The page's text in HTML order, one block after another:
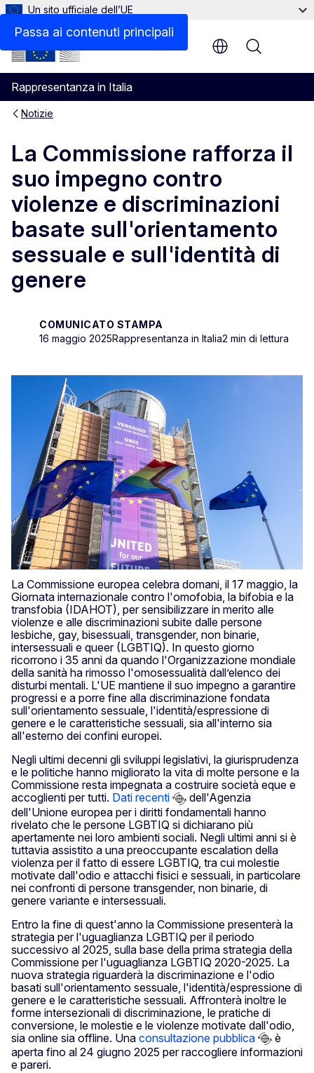
Passa ai contenuti principali
Un sito ufficiale dell’UE
Rappresentanza in Italia
Menu
Notizie
La Commissione rafforza il
suo impegno contro
violenze e discriminazioni
basate sull'orientamento
sessuale e sull'identità di
genere
COMUNICATO STAMPA
16 maggio 2025Rappresentanza in Italia2 min di lettura
La Commissione europea celebra domani, il 17 maggio, la
Giornata internazionale contro l'omofobia, la bifobia e la
transfobia (IDAHOT), per sensibilizzare in merito alle
violenze e alle discriminazioni subite dalle persone
lesbiche, gay, bisessuali, transgender, non binarie,
intersessuali e queer (LGBTIQ). In questo giorno
ricorrono i 35 anni da quando l'Organizzazione mondiale
della sanità ha rimosso l'omosessualità dall’elenco dei
disturbi mentali. L'UE mantiene il suo impegno a garantire
progressi e a porre fine alla discriminazione fondata
sull'orientamento sessuale, l'identità/espressione di
genere e le caratteristiche sessuali, sia all'interno sia
all'esterno dei confini europei.
Negli ultimi decenni gli sviluppi legislativi, la giurisprudenza
e le politiche hanno migliorato la vita di molte persone e la
Commissione resta impegnata a costruire società eque e
accoglienti per tutti. Dati recenti
dell'Agenzia
dell'Unione europea per i diritti fondamentali hanno
rivelato che le persone LGBTIQ si dichiarano più
apertamente nei loro ambienti sociali. Negli ultimi anni si è
tuttavia assistito a una preoccupante escalation della
violenza per il fatto di essere LGBTIQ, tra cui molestie
motivate dall'odio e attacchi fisici e sessuali, in particolare
nei confronti di persone transgender, non binarie, di
genere variante e intersessuali.
Entro la fine di quest'anno la Commissione presenterà la
strategia per l'uguaglianza LGBTIQ per il periodo
successivo al 2025, sulla base della prima strategia della
Commissione per l'uguaglianza LGBTIQ 2020-2025. La
nuova strategia riguarderà la discriminazione e l'odio
basati sull'orientamento sessuale, l'identità/espressione di
genere e le caratteristiche sessuali. Affronterà inoltre le
forme intersezionali di discriminazione, le pratiche di
conversione, le molestie e le violenze motivate dall'odio,
sia online sia offline. Una consultazione pubblica
è
aperta fino al 24 giugno 2025 per raccogliere informazioni
e pareri.